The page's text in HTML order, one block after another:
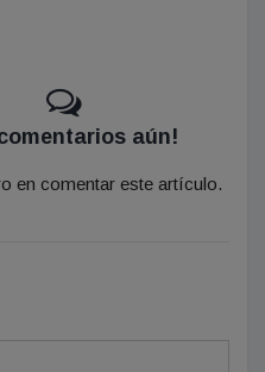
aún!
en comentar este artículo.